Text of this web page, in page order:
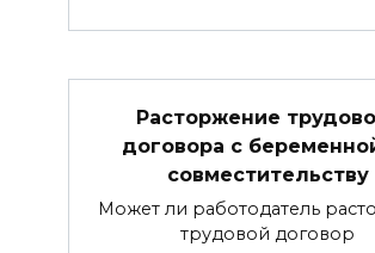
Расторжение
договора с
совместительству
Может ли работодатель
трудовой договор